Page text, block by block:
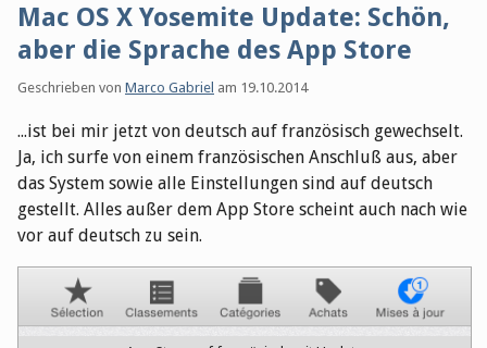
Mac OS X Yosemite Update: Schön,
aber die Sprache des App Store
Geschrieben von Marco Gabriel am 19.10.2014
...ist bei mir jetzt von deutsch auf französisch gewechselt.
Ja, ich surfe von einem französischen Anschluß aus, aber
das System sowie alle Einstellungen sind auf deutsch
gestellt. Alles außer dem App Store scheint auch nach wie
vor auf deutsch zu sein.